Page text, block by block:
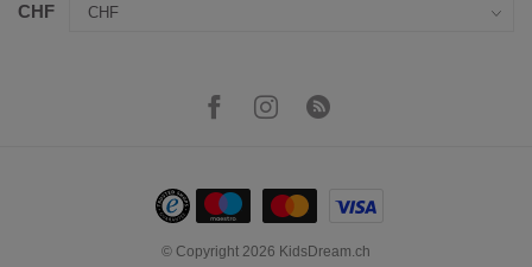
CHF
© Copyright 2026 KidsDream.ch